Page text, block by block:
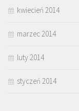
kwiecień 2014
marzec 2014
luty 2014
styczeń 2014